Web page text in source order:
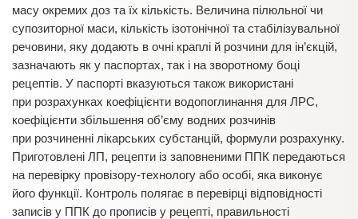
масу окремих доз та їх кількість. Величина пілюльної чи
супозиторної маси, кількість ізотонічної та стабілізувальної
речовини, яку додають в очні краплі й розчини для ін’єкцій,
зазначають як у паспортах, так і на зворотному боці
рецептів. У паспорті вказуються також використані
при розрахунках коефіцієнти водопоглинання для ЛРС,
коефіцієнти збільшення об’єму водних розчинів
при розчиненні лікарських субстанцій, формули розрахунку.
Приготовлені ЛП, рецепти із заповненими ППК передаються
на перевірку провізору-технологу або особі, яка виконує
його функції. Контроль полягає в перевірці відповідності
записів у ППК до прописів у рецепті, правильності